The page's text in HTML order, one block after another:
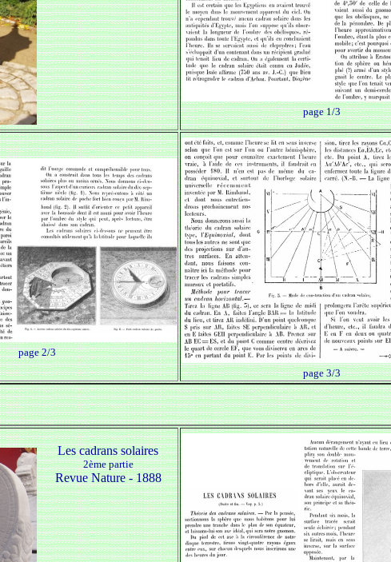
page 1/3
page 2/3
page 3/3
Les cadrans solaires
2ème partie
Revue Nature - 1888